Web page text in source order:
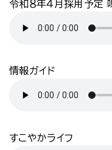
令和８年４月採用予定
情報ガイド
すこやかライフ